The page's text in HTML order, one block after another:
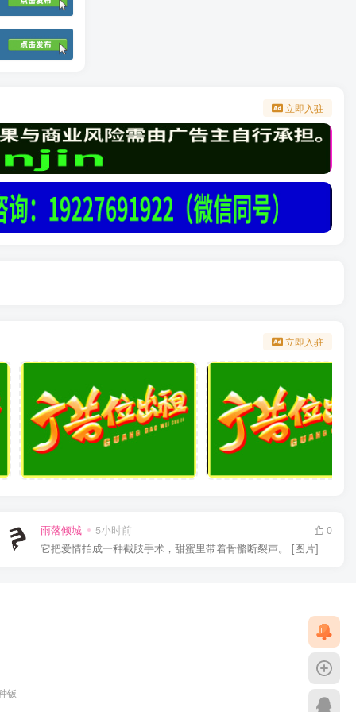
立即入驻
立即入驻
雨落倾城 5小时前
0
它把爱情拍成一种截肢手术，甜蜜里带着骨骼断裂声。 [图片]
钣